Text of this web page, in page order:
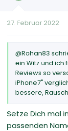
27. Februar 2022
@Rohan83
ein Witz und ich
Reviews so
iPhone7"
bessere,
Setze Dich mal
passenden